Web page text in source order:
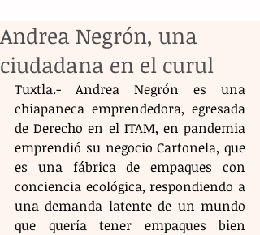
Andrea Negrón, una
ciudadana en el curul
Tuxtla.- Andrea Negrón es una
chiapaneca emprendedora, egresada
de Derecho en el ITAM, en pandemia
emprendió su negocio Cartonela, que
es una fábrica de empaques con
conciencia ecológica, respondiendo a
una demanda latente de un mundo
que quería tener empaques bien